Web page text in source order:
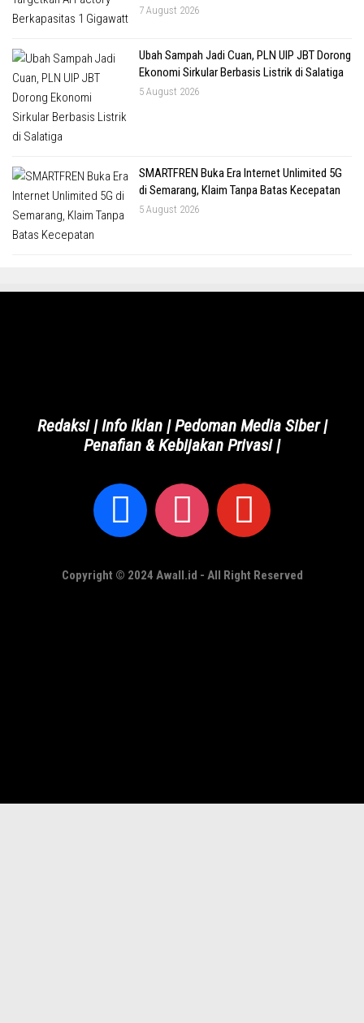
7 August 2026
Ubah Sampah Jadi Cuan, PLN UIP JBT Dorong
Ekonomi Sirkular Berbasis Listrik di Salatiga
5 August 2026
SMARTFREN Buka Era Internet Unlimited 5G
di Semarang, Klaim Tanpa Batas Kecepatan
5 August 2026
Redaksi|Info Iklan|Pedoman Media Siber|
Penafian & Kebijakan Privasi|
Copyright © 2024 Awall.id - All Right Reserved